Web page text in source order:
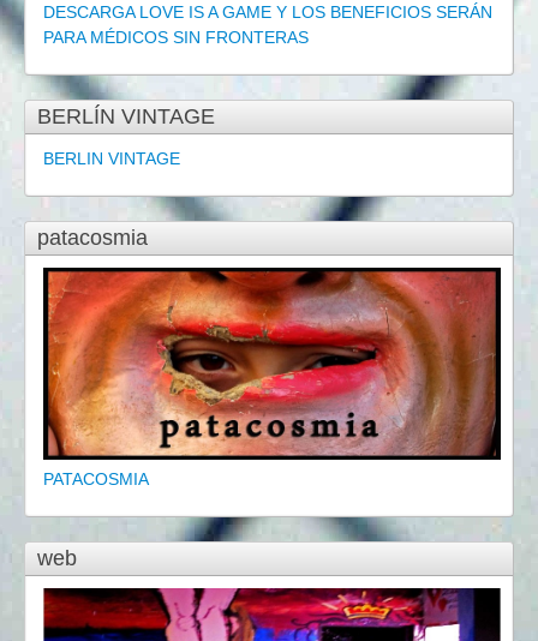
DESCARGA LOVE IS A GAME Y LOS BENEFICIOS SERÁN
PARA MÉDICOS SIN FRONTERAS
BERLÍN VINTAGE
BERLIN VINTAGE
patacosmia
PATACOSMIA
web